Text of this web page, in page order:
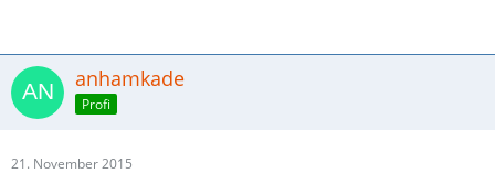
anhamkade
Profi
21. November 2015